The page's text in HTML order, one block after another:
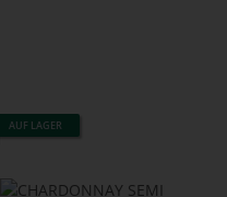
AUF LAGER